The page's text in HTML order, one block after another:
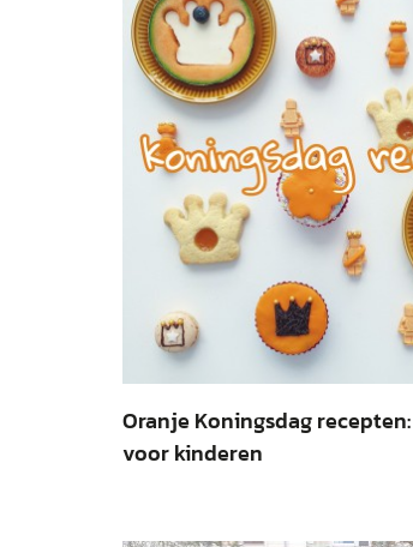
Oranje Koningsdag
voor kinderen